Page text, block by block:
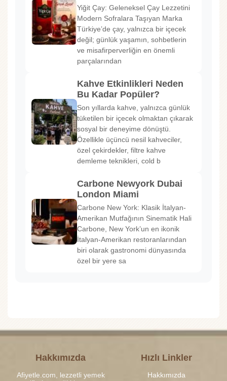
Yiğit Çay: Geleneksel Çay Lezzetini
Modern Sofralara Taşıyan Marka
Türkiye’de çay, yalnızca bir içecek
değil; günlük yaşamın, sohbetlerin
ve misafirperverliğin en önemli
parçalarından
Kahve Etkinlikleri Neden
Bu Kadar Popüler?
Son yıllarda kahve, yalnızca günlük
tüketilen bir içecek olmaktan çıkarak
sosyal bir deneyime dönüştü.
Özellikle üçüncü nesil kahveciler,
özel çekirdekler, filtre kahve
demleme teknikleri, cold b
Carbone Newyork Dubai
London Miami
Carbone New York: Klasik İtalyan-
Amerikan Mutfağının Sinematik Hali
Carbone, New York’un en ikonik
İtalyan-Amerikan restoranlarından
biri olarak gastronomi dünyasında
özel bir yere sa
Hakkımızda
Afiyetle.com, lezzetli yemek
Hızlı Linkler
Hakkımızda